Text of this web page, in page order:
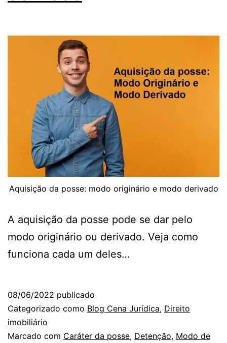
Aquisição da posse: modo originário e modo derivado
A aquisição da posse pode se dar pelo
modo originário ou derivado. Veja como
funciona cada um deles…
08/06/2022 publicado
Categorizado como Blog Cena Jurídica, Direito
imobiliário
Marcado com Caráter da posse, Detenção, Modo de